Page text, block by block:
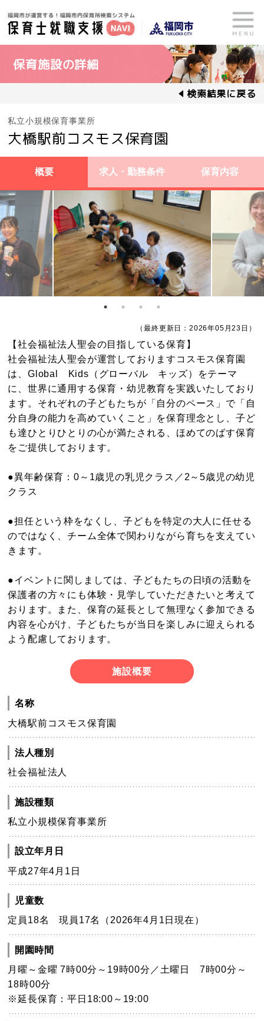
保育施設の詳細
検索結果に戻る
私立小規模保育事業所
大橋駅前コスモス保育園
概要 求人・勤務条件 保育内容
（最終更新日：2026年05月23日）
【社会福祉法人聖会の目指している保育】
社会福祉法人聖会が運営しておりますコスモス保育園
は、Global Kids（グローバル キッズ）をテーマ
に、世界に通用する保育・幼児教育を実践いたしており
ます。それぞれの子どもたちが「自分のペース」で「自
分自身の能力を高めていくこと」を保育理念とし、子ど
も達ひとりひとりの心が満たされる、ほめてのばす保育
をご提供しております。
●異年齢保育：0～1歳児の乳児クラス／2～5歳児の幼児
クラス
●担任という枠をなくし、子どもを特定の大人に任せる
のではなく、チーム全体で関わりながら育ちを支えてい
きます。
●イベントに関しましては、子どもたちの日頃の活動を
保護者の方々にも体験・見学していただきたいと考えて
おります。また、保育の延長として無理なく参加できる
内容を心がけ、子どもたちが当日を楽しみに迎えられる
よう配慮しております。
施設概要
名称
大橋駅前コスモス保育園
法人種別
社会福祉法人
施設種類
私立小規模保育事業所
設立年月日
平成27年4月1日
児童数
定員18名 現員17名（2026年4月1日現在）
開園時間
月曜～金曜 7時00分～19時00分／土曜日 7時00分～
18時00分
※延長保育：平日18:00～19:00